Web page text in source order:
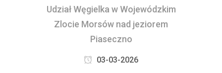
Udział Węgielka w Wojewódzkim
Zlocie Morsów nad jeziorem
Piaseczno
03-03-2026